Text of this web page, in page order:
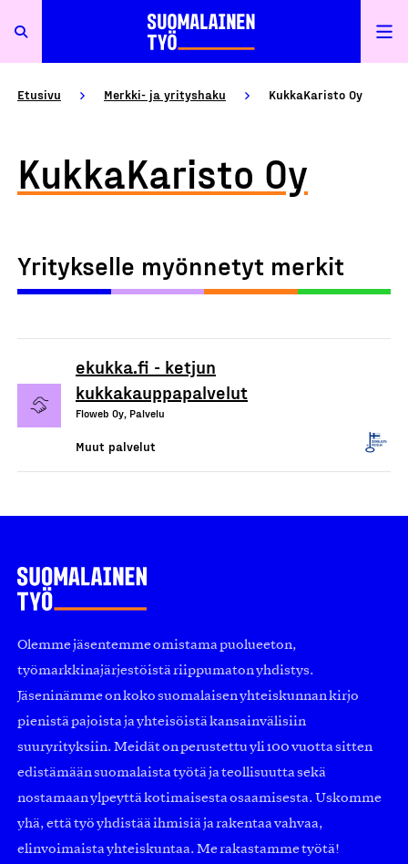
Etusivu Merkki- ja yrityshaku KukkaKaristo Oy
KukkaKaristo Oy
Yritykselle myönnetyt merkit
ekukka.fi - ketjun
kukkakauppapalvelut
Floweb Oy, Palvelu
Muut palvelut
Olemme jäsentemme omistama puolueeton,
työmarkkinajärjestöistä riippumaton yhdistys.
Jäseninämme on koko suomalaisen yhteiskunnan kirjo
pienistä pajoista ja yhteisöistä kansainvälisiin
suuryrityksiin. Meidät on perustettu yli 100 vuotta sitten
edistämään suomalaista työtä ja teollisuutta sekä
nostamaan ylpeyttä kotimaisesta osaamisesta. Uskomme
yhä, että työ yhdistää ihmisiä ja rakentaa vahvaa,
elinvoimaista yhteiskuntaa. Me rakastamme työtä!